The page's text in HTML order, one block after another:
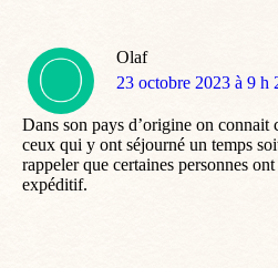
Olaf
dit
23 octobre 2023 à 9 h
Dans son pays d’origine on connait
ceux qui y ont séjourné un temps
rappeler que certaines personnes
expéditif.